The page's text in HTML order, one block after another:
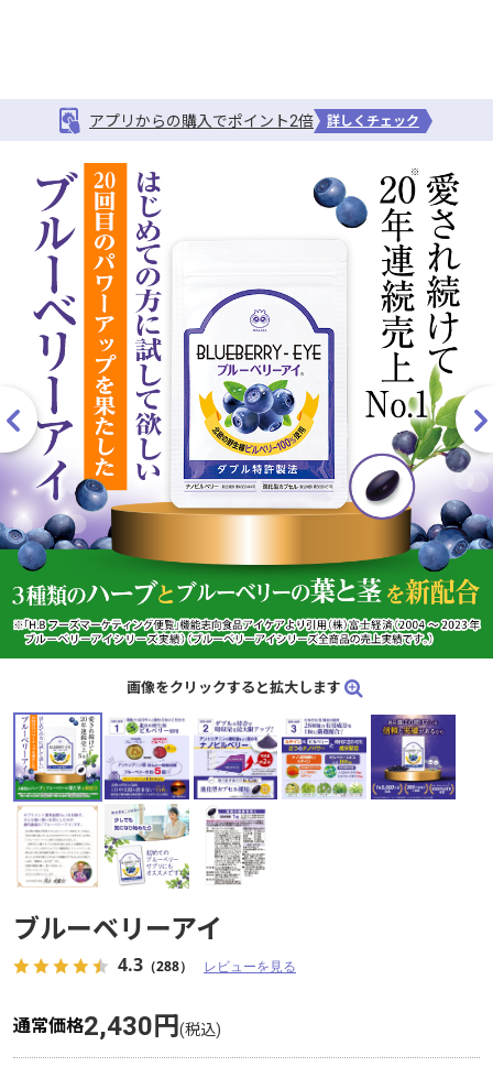
アプリからの購入でポイント2倍 詳しくチェック
画像をクリックすると拡大します
ブルーベリーアイ
4.3 （288） レビューを見る
通常価格2,430円